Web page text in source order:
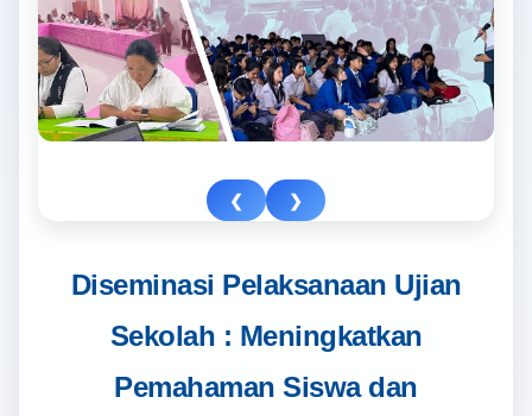
❮ ❯
Diseminasi Pelaksanaan Ujian
Sekolah : Meningkatkan
Pemahaman Siswa dan